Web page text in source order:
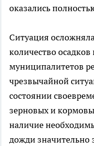
оказались
Ситуация
количество
муниципалитетов
чрезвычайной
состоянии
зерновых и
наличие
дожди значительно